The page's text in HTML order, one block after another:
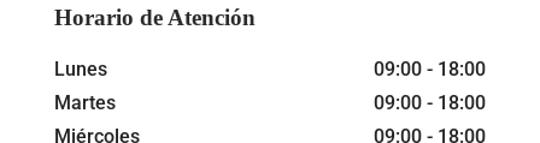
Horario de Atención
Lunes
09:00 - 18:00
Martes
09:00 - 18:00
Miércoles
09:00 - 18:00